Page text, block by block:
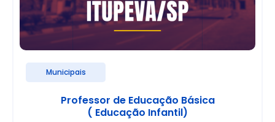
Municipais
Professor de Educação Básica
( Educação Infantil)